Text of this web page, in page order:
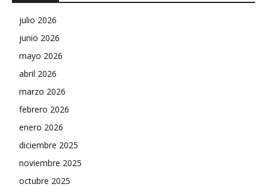
julio 2026
junio 2026
mayo 2026
abril 2026
marzo 2026
febrero 2026
enero 2026
diciembre 2025
noviembre 2025
octubre 2025